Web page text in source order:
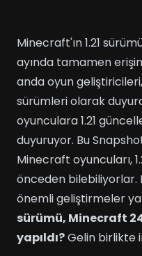
Minecraft'ın 1.21
ayında tamamen
anda oyun
sürümleri olarak
oyunculara 1.21
duyuruyor. Bu
Minecraft oyuncuları,
önceden bilebiliyorlar.
önemli geliştirmeler
sürümü, Minecraft
yapıldı?Gelin birlikte